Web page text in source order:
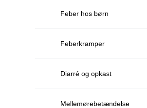
Feber hos børn
Feberkramper
Diarré og opkast
Mellemørebetændelse